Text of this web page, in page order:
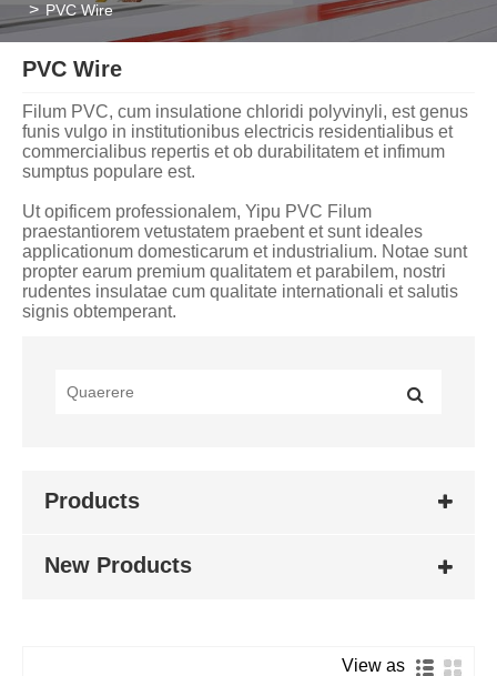
PVC Wire
PVC Wire
Filum PVC, cum insulatione chloridi polyvinyli, est genus
funis vulgo in institutionibus electricis residentialibus et
commercialibus repertis et ob durabilitatem et infimum
sumptus populare est.
Ut opificem professionalem, Yipu PVC Filum
praestantiorem vetustatem praebent et sunt ideales
applicationum domesticarum et industrialium. Notae sunt
propter earum premium qualitatem et parabilem, nostri
rudentes insulatae cum qualitate internationali et salutis
signis obtemperant.
Products
New Products
View as